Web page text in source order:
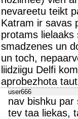
nevareetu teikt
Katram ir savas
protams lielaaks
smadzenes un
un toch,
liidziigu Delfi
aprobezhota
user666
nav bishku par
tev taa liekas,